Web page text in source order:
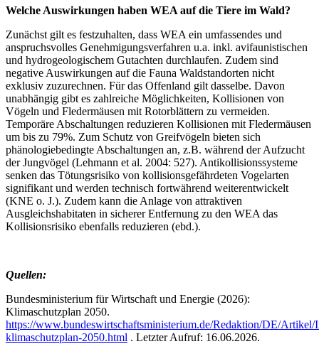
Welche Auswirkungen haben WEA auf die Tiere im Wald?
Zunächst gilt es festzuhalten, dass WEA ein umfassendes und
anspruchsvolles Genehmigungsverfahren u.a. inkl. avifaunistischen
und hydrogeologischem Gutachten durchlaufen. Zudem sind
negative Auswirkungen auf die Fauna Waldstandorten nicht
exklusiv zuzurechnen. Für das Offenland gilt dasselbe. Davon
unabhängig gibt es zahlreiche Möglichkeiten, Kollisionen von
Vögeln und Fledermäusen mit Rotorblättern zu vermeiden.
Temporäre Abschaltungen reduzieren Kollisionen mit Fledermäusen
um bis zu 79%. Zum Schutz von Greifvögeln bieten sich
phänologiebedingte Abschaltungen an, z.B. während der Aufzucht
der Jungvögel (Lehmann et al. 2004: 527). Antikollisionssysteme
senken das Tötungsrisiko von kollisionsgefährdeten Vogelarten
signifikant und werden technisch fortwährend weiterentwickelt
(KNE o. J.). Zudem kann die Anlage von attraktiven
Ausgleichshabitaten in sicherer Entfernung zu den WEA das
Kollisionsrisiko ebenfalls reduzieren (ebd.).
Quellen:
Bundesministerium für Wirtschaft und Energie (2026):
Klimaschutzplan 2050.
https://www.bundeswirtschaftsministerium.de/Redaktion/DE/Artikel/
klimaschutzplan-2050.html . Letzter Aufruf: 16.06.2026.